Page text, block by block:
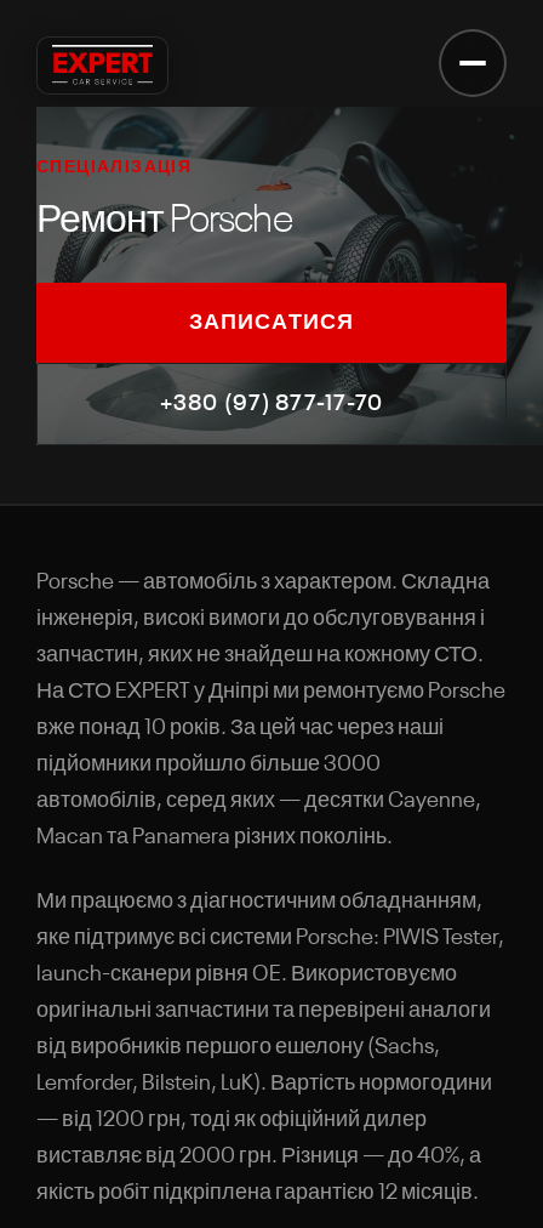
СПЕЦІАЛІЗАЦІЯ
Ремонт Porsche
ЗАПИСАТИСЯ
+380 (97) 877-17-70
Porsche — автомобіль з характером. Складна
інженерія, високі вимоги до обслуговування і
запчастин, яких не знайдеш на кожному СТО.
На СТО EXPERT у Дніпрі ми ремонтуємо Porsche
вже понад 10 років. За цей час через наші
підйомники пройшло більше 3000
автомобілів, серед яких — десятки Cayenne,
Macan та Panamera різних поколінь.
Ми працюємо з діагностичним обладнанням,
яке підтримує всі системи Porsche: PIWIS Tester,
launch-сканери рівня OE. Використовуємо
оригінальні запчастини та перевірені аналоги
від виробників першого ешелону (Sachs,
Lemforder, Bilstein, LuK). Вартість нормогодини
— від 1200 грн, тоді як офіційний дилер
виставляє від 2000 грн. Різниця — до 40%, а
якість робіт підкріплена гарантією 12 місяців.
ЗАПИС НА СЕРВІС
Запис на сервіс
МАРКА АВТО / КОМЕНТАР
НАДІСЛАТИ ЗАЯВКУ
Натискаючи, ви погоджуєтесь з обробкою персональних даних